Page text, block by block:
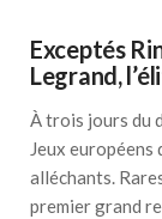
Exceptés
Legrand,
À trois jours du
Jeux européens
alléchants.
premier grand